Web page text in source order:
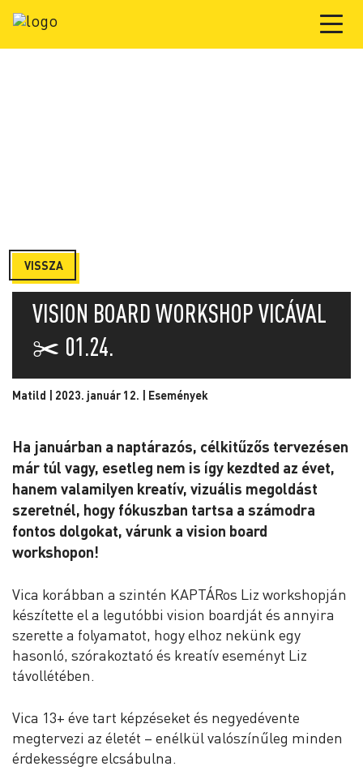
VISSZA
VISION BOARD WORKSHOP VICÁVAL
✂️ 01.24.
Matild | 2023. január 12. | Események
Ha januárban a naptárazós, célkitűzős tervezésen
már túl vagy, esetleg nem is így kezdted az évet,
hanem valamilyen kreatív, vizuális megoldást
szeretnél, hogy fókuszban tartsa a számodra
fontos dolgokat, várunk a vision board
workshopon!
Vica korábban a szintén KAPTÁRos Liz workshopján
készítette el a legutóbbi vision boardját és annyira
szerette a folyamatot, hogy elhoz nekünk egy
hasonló, szórakoztató és kreatív eseményt Liz
távollétében.
Vica 13+ éve tart képzéseket és negyedévente
megtervezi az életét – enélkül valószínűleg minden
érdekességre elcsábulna.